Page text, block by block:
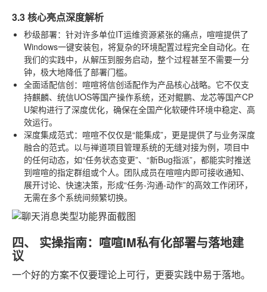
3.3 核心亮点深度解析
秒级部署：针对许多单位IT运维资源紧张的痛点，喧喧提供了
Windows一键安装包，将复杂的环境配置过程完全自动化。在
我们的实践中，从解压到服务启动，整个过程甚至不需要一分
钟，极大地降低了部署门槛。
全面适配信创：喧喧将信创适配作为产品核心战略。它不仅支
持麒麟、统信UOS等国产操作系统，还对鲲鹏、龙芯等国产CP
U架构进行了深度优化，确保在全国产化软硬件环境中稳定、高
效运行。
深度集成范式：喧喧不仅仅是“能集成”，更是提供了与业务深度
融合的范式。以与禅道项目管理系统的无缝对接为例，项目中
的任何动态，如“任务状态变更”、“新Bug指派”，都能实时推送
到喧喧的指定群组或个人。团队成员在喧喧内即可接收通知、
展开讨论、快速决策，形成“任务-沟通-动作”的高效工作闭环，
无需在多个系统间频繁切换。
四、 实操指南：喧喧IM私有化部署与落地建
议
一个好的方案不仅要理论上可行，更要实践中易于落地。